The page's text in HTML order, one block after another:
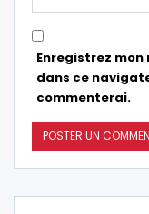
Enregistrez
dans ce
commenterai.